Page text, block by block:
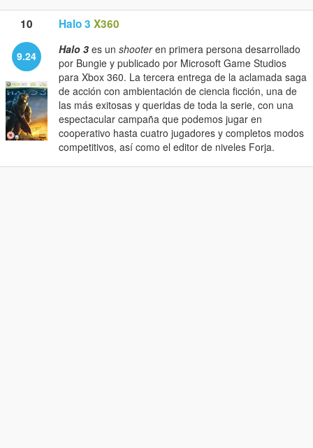
10 Halo 3 X360
9.24 Halo 3 es un shooteren primera persona desarrollado
por Bungie y publicado por Microsoft Game Studios
para Xbox 360. La tercera entrega de la aclamada saga
de acción con ambientación de ciencia ficción, una de
las más exitosas y queridas de toda la serie, con una
espectacular campaña que podemos jugar en
cooperativo hasta cuatro jugadores y completos modos
competitivos, así como el editor de niveles Forja.